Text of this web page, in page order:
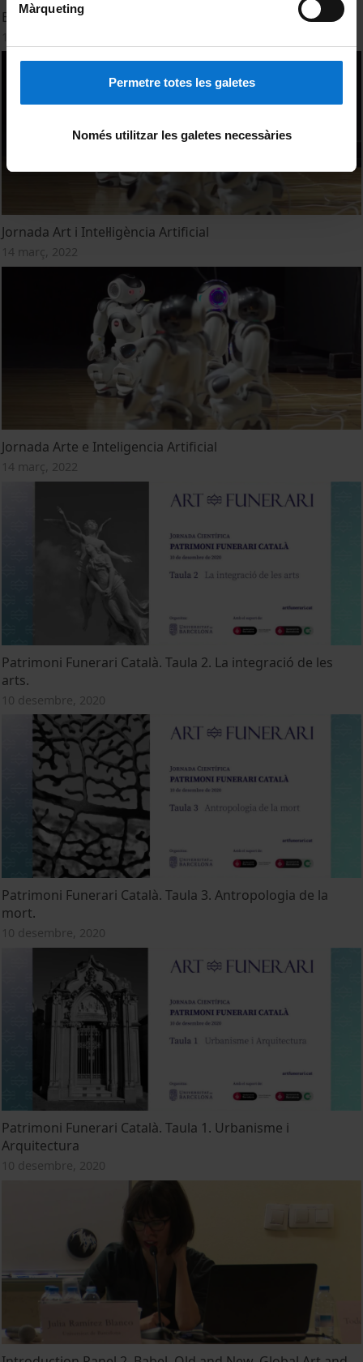
Màrqueting
Permetre totes les galetes
Només utilitzar les galetes necessàries
Benvinguda a la jornada Art i Intel·ligència Artificial
Jornada Art i Intel·ligència Artificial
14 març, 2022
Jornada Arte e Inteligencia Artificial
14 març, 2022
Patrimoni Funerari Català. Taula 2. La integració de les
arts.
10 desembre, 2020
Patrimoni Funerari Català. Taula 3. Antropologia de la
mort.
10 desembre, 2020
Patrimoni Funerari Català. Taula 1. Urbanisme i
Arquitectura
10 desembre, 2020